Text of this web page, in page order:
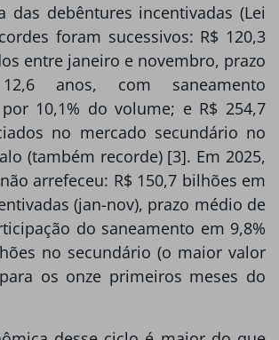
das debêntures incentivadas (Lei
foram sucessivos: R$ 120,3
entre janeiro e novembro, prazo
anos, com saneamento
10,1% do volume; e R$ 254,7
no mercado secundário no
(também recorde) [3]. Em 2025,
arrefeceu: R$ 150,7 bilhões em
(jan-nov), prazo médio de
do saneamento em 9,8%
no secundário (o maior valor
os onze primeiros meses do